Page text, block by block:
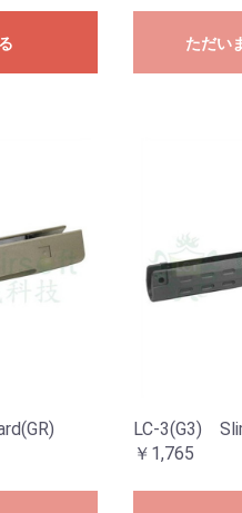
ただい
LC-3(G3)
￥1,765